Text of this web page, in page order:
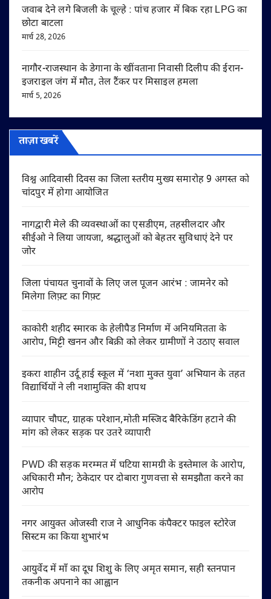
जवाब देने लगे बिजली के चूल्हे : पांच हजार में बिक रहा LPG का
छोटा बाटला
मार्च 28, 2026
नागौर-राजस्थान के डेगाना के खींवताना निवासी दिलीप की ईरान-
इजराइल जंग में मौत, तेल टैंकर पर मिसाइल हमला
मार्च 5, 2026
ताज़ा खबरें
विश्व आदिवासी दिवस का जिला स्तरीय मुख्य समारोह 9 अगस्त को
चांदपुर में होगा आयोजित
नागद्वारी मेले की व्यवस्थाओं का एसडीएम, तहसीलदार और
सीईओ ने लिया जायजा, श्रद्धालुओं को बेहतर सुविधाएं देने पर
जोर
जिला पंचायत चुनावों के लिए जल पूजन आरंभ : जामनेर को
मिलेगा लिफ़्ट का गिफ़्ट
काकोरी शहीद स्मारक के हेलीपैड निर्माण में अनियमितता के
आरोप, मिट्टी खनन और बिक्री को लेकर ग्रामीणों ने उठाए सवाल
इकरा शाहीन उर्दू हाई स्कूल में ‘नशा मुक्त युवा’ अभियान के तहत
विद्यार्थियों ने ली नशामुक्ति की शपथ
व्यापार चौपट, ग्राहक परेशान,मोती मस्जिद बैरिकेडिंग हटाने की
मांग को लेकर सड़क पर उतरे व्यापारी
PWD की सड़क मरम्मत में घटिया सामग्री के इस्तेमाल के आरोप,
अधिकारी मौन; ठेकेदार पर दोबारा गुणवत्ता से समझौता करने का
आरोप
नगर आयुक्त ओजस्वी राज ने आधुनिक कंपैक्टर फाइल स्टोरेज
सिस्टम का किया शुभारंभ
आयुर्वेद में माँ का दूध शिशु के लिए अमृत समान, सही स्तनपान
तकनीक अपनाने का आह्वान